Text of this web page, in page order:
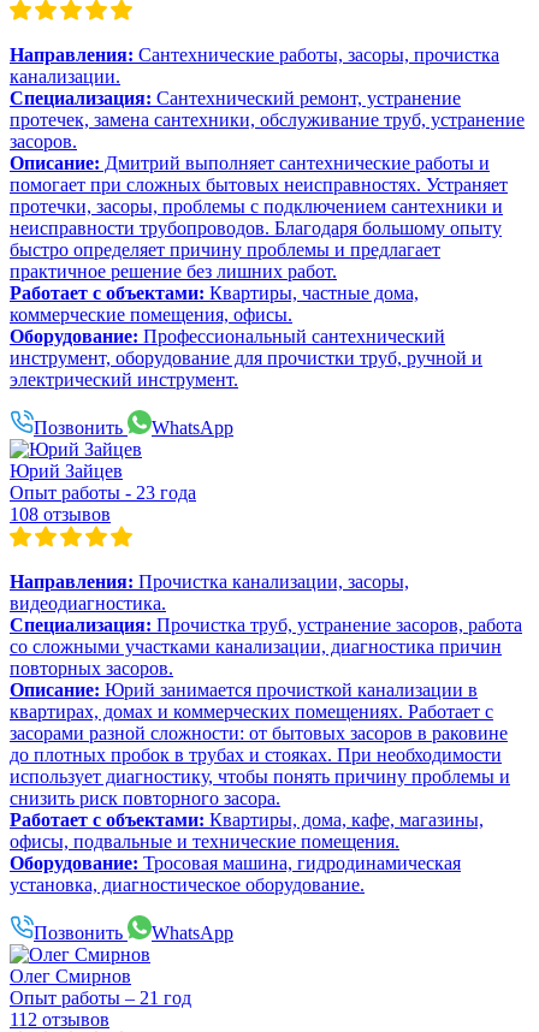
Направления: Сантехнические работы, засоры, прочистка
канализации.
Специализация: Сантехнический ремонт, устранение
протечек, замена сантехники, обслуживание труб, устранение
засоров.
Описание: Дмитрий выполняет сантехнические работы и
помогает при сложных бытовых неисправностях. Устраняет
протечки, засоры, проблемы с подключением сантехники и
неисправности трубопроводов. Благодаря большому опыту
быстро определяет причину проблемы и предлагает
практичное решение без лишних работ.
Работает с объектами: Квартиры, частные дома,
коммерческие помещения, офисы.
Оборудование: Профессиональный сантехнический
инструмент, оборудование для прочистки труб, ручной и
электрический инструмент.
Позвонить WhatsApp
Юрий Зайцев
Опыт работы - 23 года
108 отзывов
Направления: Прочистка канализации, засоры,
видеодиагностика.
Специализация: Прочистка труб, устранение засоров, работа
со сложными участками канализации, диагностика причин
повторных засоров.
Описание: Юрий занимается прочисткой канализации в
квартирах, домах и коммерческих помещениях. Работает с
засорами разной сложности: от бытовых засоров в раковине
до плотных пробок в трубах и стояках. При необходимости
использует диагностику, чтобы понять причину проблемы и
снизить риск повторного засора.
Работает с объектами: Квартиры, дома, кафе, магазины,
офисы, подвальные и технические помещения.
Оборудование: Тросовая машина, гидродинамическая
установка, диагностическое оборудование.
Позвонить WhatsApp
Олег Смирнов
Опыт работы – 21 год
112 отзывов